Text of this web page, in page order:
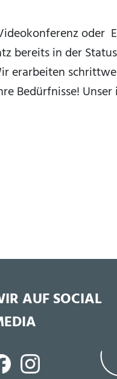
oder
bereits in der
erarbeiten
Bedürfnisse!
AUF SOCIAL